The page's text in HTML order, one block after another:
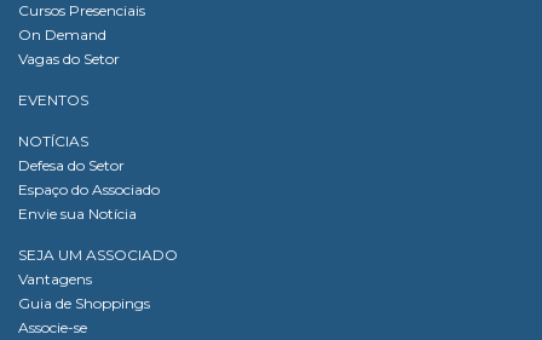
Cursos Presenciais
On Demand
Vagas do Setor
EVENTOS
NOTÍCIAS
Defesa do Setor
Espaço do Associado
Envie sua Notícia
SEJA UM ASSOCIADO
Vantagens
Guia de Shoppings
Associe-se